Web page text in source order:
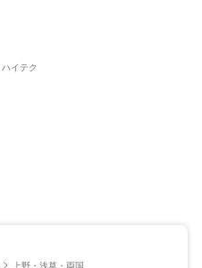
ハイテク
上野・浅草・両国